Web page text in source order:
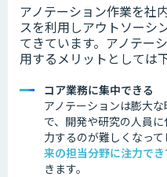
アノテーション作業を社
スを利用しアウトソーシ
てきています。 アノテー
用するメリットとしては
コア業務に集中できる
アノテーションは膨大
で、開発や研究の人員
力するのが難しくなって
来の担当分野に注力で
きます。